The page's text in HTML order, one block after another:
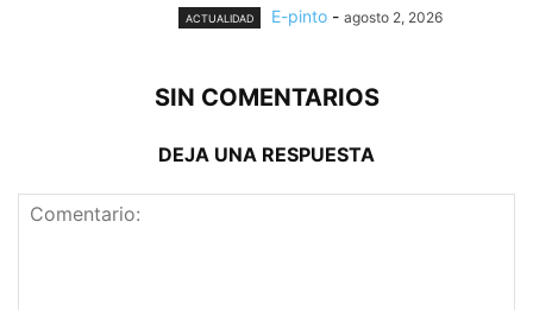
ACTUALIDAD E-pinto - agosto 2, 2026
SIN COMENTARIOS
DEJA UNA RESPUESTA